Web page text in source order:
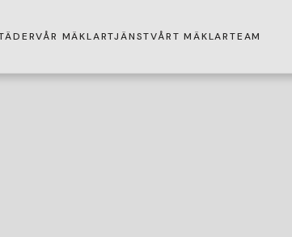
VÅR MÄKLARTJÄNSTVÅRT MÄKLARTEAM